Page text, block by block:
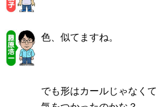
色、似てますね。
でも形はカールじゃなく